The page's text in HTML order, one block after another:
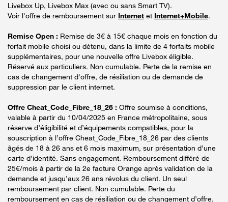
Livebox Up, Livebox Max (avec ou sans Smart TV).
Voir l'offre de remboursement sur Internet et Internet+Mobile.
Remise Open : Remise de 3€ à 15€ chaque mois en fonction du
forfait mobile choisi ou détenu, dans la limite de 4 forfaits mobile
supplémentaires, pour une nouvelle offre Livebox éligible.
Réservé aux particuliers. Non cumulable. Perte de la remise en
cas de changement d'offre, de résiliation ou de demande de
suppression par le client internet.
Offre Cheat_Code_Fibre_18_26 : Offre soumise à conditions,
valable à partir du 10/04/2025 en France métropolitaine, sous
réserve d’éligibilité et d’équipements compatibles, pour la
souscription à l’offre Cheat_Code_Fibre_18_26 par des clients
âgés de 18 à 26 ans et 6 mois maximum, sur présentation d’une
carte d’identité. Sans engagement. Remboursement différé de
25€/mois à partir de la 2e facture Orange après validation de la
demande et jusqu’aux 26 ans révolus du client. Un seul
remboursement par client. Non cumulable. Perte du
remboursement en cas de résiliation ou de changement d’offre.